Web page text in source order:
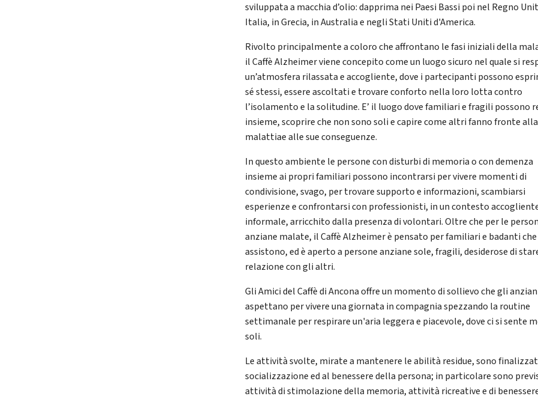
sviluppata a macchia d’olio: dapprima nei Paesi Bassi poi nel Regno
Italia, in Grecia, in Australia e negli Stati Uniti d'America.
Rivolto principalmente a coloro che affrontano le fasi iniziali della
il Caffè Alzheimer viene concepito come un luogo sicuro nel quale si
un’atmosfera rilassata e accogliente, dove i partecipanti possono
sé stessi, essere ascoltati e trovare conforto nella loro lotta contro
l’isolamento e la solitudine. E’ il luogo dove familiari e fragili possono
insieme, scoprire che non sono soli e capire come altri fanno fronte alla
malattiae alle sue conseguenze.
In questo ambiente le persone con disturbi di memoria o con demenza
insieme ai propri familiari possono incontrarsi per vivere momenti di
condivisione, svago, per trovare supporto e informazioni, scambiarsi
esperienze e confrontarsi con professionisti, in un contesto
informale, arricchito dalla presenza di volontari. Oltre che per le
anziane malate, il Caffè Alzheimer è pensato per familiari e badanti
assistono, ed è aperto a persone anziane sole, fragili, desiderose di
relazione con gli altri.
Gli Amici del Caffè di Ancona offre un momento di sollievo che gli
aspettano per vivere una giornata in compagnia spezzando la routine
settimanale per respirare un'aria leggera e piacevole, dove ci si sente
soli.
Le attività svolte, mirate a mantenere le abilità residue, sono
socializzazione ed al benessere della persona; in particolare sono
attività di stimolazione della memoria, attività ricreative e di